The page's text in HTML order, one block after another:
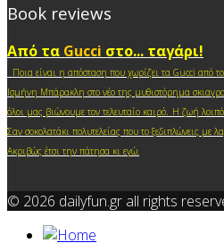
Book reviews
Από τα Gucci στο... ταγάρι!
Ποια είναι η απόσταση που χωρίζει τα Gucci από
Ισμήνη Μπάρακλη στο νέο της μυθιστόρημα
όλοι μας βιώνουμε τον τελευταίο καιρό. Η ζωή
Σαν σοκολατάκι πολυτελείας που το ξεδιπλώνεις με
Ακριβώς έτσι την πάτησα κι εγώ.
© 2026 dailyfun.gr all rights